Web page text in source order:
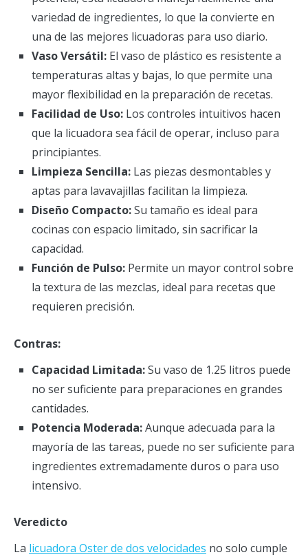
variedad de ingredientes, lo que la convierte en
una de las mejores licuadoras para uso diario.
Vaso Versátil:El vaso de plástico es resistente a
temperaturas altas y bajas, lo que permite una
mayor flexibilidad en la preparación de recetas.
Facilidad de Uso:Los controles intuitivos hacen
que la licuadora sea fácil de operar, incluso para
principiantes.
Limpieza Sencilla: Las piezas desmontables y
aptas para lavavajillas facilitan la limpieza.
Diseño Compacto:Su tamaño es ideal para
cocinas con espacio limitado, sin sacrificar la
capacidad.
Función de Pulso:Permite un mayor control sobre
la textura de las mezclas, ideal para recetas que
requieren precisión.
Contras:
Capacidad Limitada:Su vaso de 1.25 litros puede
no ser suficiente para preparaciones en grandes
cantidades.
Potencia Moderada:Aunque adecuada para la
mayoría de las tareas, puede no ser suficiente para
ingredientes extremadamente duros o para uso
intensivo.
Veredicto
La licuadora Oster de dos velocidades no solo cumple